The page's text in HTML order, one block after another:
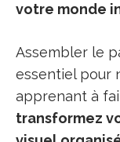
votre monde
Assembler le
essentiel pour
apprenant à
transformez